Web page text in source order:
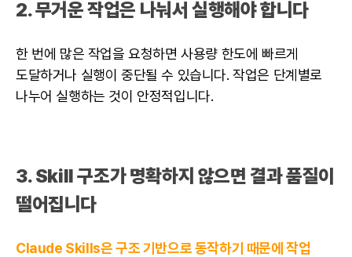
2. 무거운 작업은 나눠서 실행해야 합니다
한 번에 많은 작업을 요청하면 사용량 한도에 빠르게
도달하거나 실행이 중단될 수 있습니다. 작업은 단계별로
나누어 실행하는 것이 안정적입니다.
3. Skill 구조가 명확하지 않으면 결과 품질이
떨어집니다
Claude Skills은 구조 기반으로 동작하기 때문에 작업